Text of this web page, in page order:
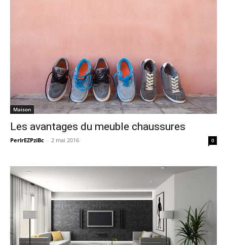
Maison
Les avantages du meuble chaussures
PerlrEZPziBc - 2 mai 2016 0